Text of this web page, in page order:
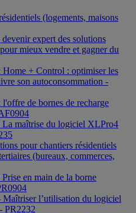
(logements, maisons
expert des solutions
mieux vendre et gagner du
+ Control : optimiser les
son autoconsommation -
de bornes de recharge
La maîtrise du logiciel XLPro4
pour chantiers résidentiels
(bureaux, commerces,
en main de la borne
l’utilisation du logiciel
PR2232